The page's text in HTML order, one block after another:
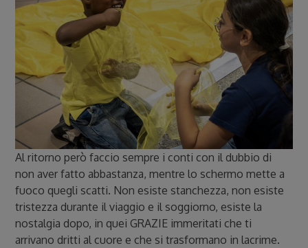
Al ritorno però faccio sempre i conti con il dubbio di
non aver fatto abbastanza, mentre lo schermo mette a
fuoco quegli scatti. Non esiste stanchezza, non esiste
tristezza durante il viaggio e il soggiorno, esiste la
nostalgia dopo, in quei GRAZIE immeritati che ti
arrivano dritti al cuore e che si trasformano in lacrime.